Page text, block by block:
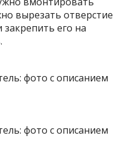
вырезать отверстие
его на